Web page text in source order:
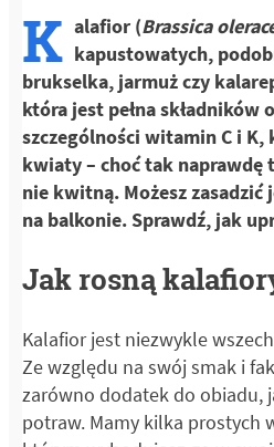
K alafior (Brassica
kapustowatych,
brukselka, jarmuż czy
która jest pełna składników
szczególności witamin C i
kwiaty – choć tak
nie kwitną. Możesz
na balkonie. Sprawdź, jak
Jak rosną
Kalafior jest niezwykle
Ze względu na swój smak i
zarówno dodatek do obiadu,
potraw. Mamy kilka prostych